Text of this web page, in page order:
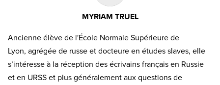
MYRIAM TRUEL
Ancienne élève de l'École Normale Supérieure de
Lyon, agrégée de russe et docteure en études slaves, elle
s’intéresse à la réception des écrivains français en Russie
et en URSS et plus généralement aux questions de